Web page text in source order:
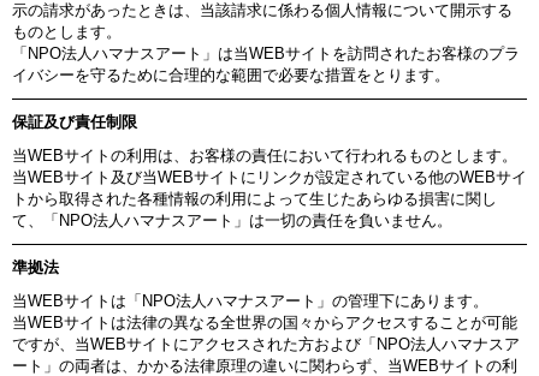
示の請求があったときは、当該請求に係わる個人情報について開示する
ものとします。
「NPO法人ハマナスアート」は当WEBサイトを訪問されたお客様のプラ
イバシーを守るために合理的な範囲で必要な措置をとります。
保証及び責任制限
当WEBサイトの利用は、お客様の責任において行われるものとします。
当WEBサイト及び当WEBサイトにリンクが設定されている他のWEBサイ
トから取得された各種情報の利用によって生じたあらゆる損害に関し
て、「NPO法人ハマナスアート」は一切の責任を負いません。
準拠法
当WEBサイトは「NPO法人ハマナスアート」の管理下にあります。
当WEBサイトは法律の異なる全世界の国々からアクセスすることが可能
ですが、当WEBサイトにアクセスされた方および「NPO法人ハマナスア
ート」の両者は、かかる法律原理の違いに関わらず、当WEBサイトの利